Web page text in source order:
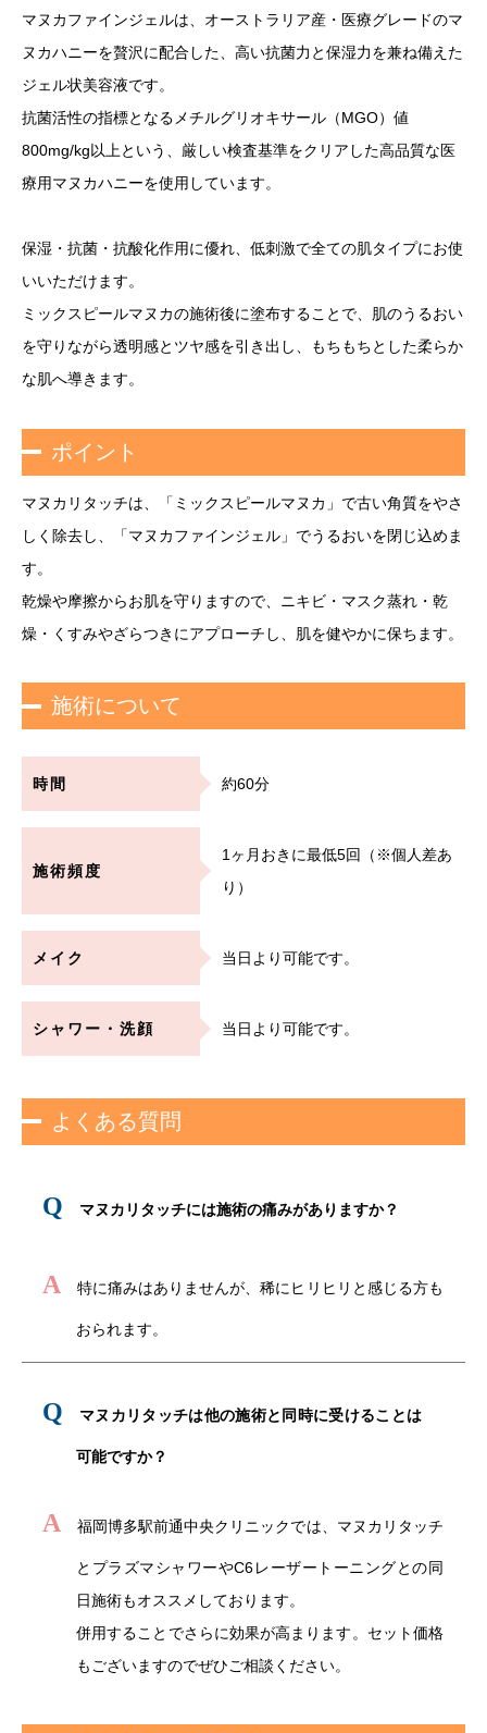
マヌカファインジェルは、オーストラリア産・医療グレードのマ
ヌカハニーを贅沢に配合した、高い抗菌力と保湿力を兼ね備えた
ジェル状美容液です。
抗菌活性の指標となるメチルグリオキサール（MGO）値
800mg/kg以上という、厳しい検査基準をクリアした高品質な医
療用マヌカハニーを使用しています。
保湿・抗菌・抗酸化作用に優れ、低刺激で全ての肌タイプにお使
いいただけます。
ミックスピールマヌカの施術後に塗布することで、肌のうるおい
を守りながら透明感とツヤ感を引き出し、もちもちとした柔らか
な肌へ導きます。
ポイント
マヌカリタッチは、「ミックスピールマヌカ」で古い角質をやさ
しく除去し、「マヌカファインジェル」でうるおいを閉じ込めま
す。
乾燥や摩擦からお肌を守りますので、ニキビ・マスク蒸れ・乾
燥・くすみやざらつきにアプローチし、肌を健やかに保ちます。
施術について
時間 約60分
施術頻度
1ヶ月おきに最低5回（※個人差あ
り）
メイク 当日より可能です。
シャワー・洗顔 当日より可能です。
よくある質問
Q マヌカリタッチには施術の痛みがありますか？
A 特に痛みはありませんが、稀にヒリヒリと感じる方も
おられます。
Q マヌカリタッチは他の施術と同時に受けることは
可能ですか？
A 福岡博多駅前通中央クリニックでは、マヌカリタッチ
とプラズマシャワーやC6レーザートーニングとの同
日施術もオススメしております。
併用することでさらに効果が高まります。セット価格
もございますのでぜひご相談ください。